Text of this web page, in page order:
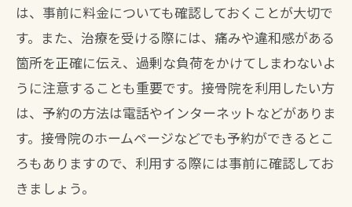
は、事前に料金についても確認しておくことが大切で
す。また、治療を受ける際には、痛みや違和感がある
箇所を正確に伝え、過剰な負荷をかけてしまわないよ
うに注意することも重要です。接骨院を利用したい方
は、予約の方法は電話やインターネットなどがありま
す。接骨院のホームページなどでも予約ができるとこ
ろもありますので、利用する際には事前に確認してお
きましょう。